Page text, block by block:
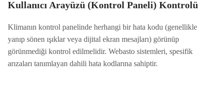
Kullanıcı Arayüzü (Kontrol Paneli) Kontrolü
Klimanın kontrol panelinde herhangi bir hata kodu (genellikle
yanıp sönen ışıklar veya dijital ekran mesajları) görünüp
görünmediği kontrol edilmelidir. Webasto sistemleri, spesifik
arızaları tanımlayan dahili hata kodlarına sahiptir.